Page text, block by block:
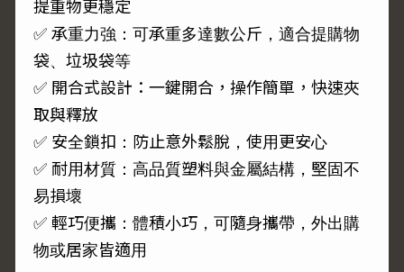
提重物更穩定
✅ 承重力強：可承重多達數公斤，適合提購物
袋、垃圾袋等
✅ 開合式設計：一鍵開合，操作簡單，快速夾
取與釋放
✅ 安全鎖扣：防止意外鬆脫，使用更安心
✅ 耐用材質：高品質塑料與金屬結構，堅固不
易損壞
✅ 輕巧便攜：體積小巧，可隨身攜帶，外出購
物或居家皆適用